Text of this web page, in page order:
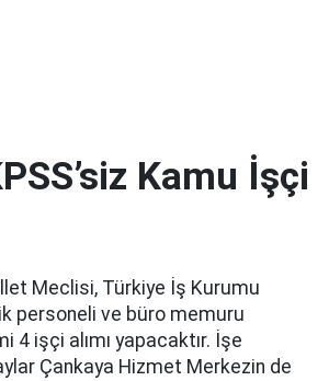
Kamu İşçi
Meclisi, Türkiye İş Kurumu
personeli ve büro memuru
4 işçi alımı yapacaktır. İşe
Çankaya Hizmet Merkezin de